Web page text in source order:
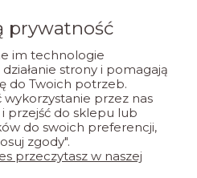
prywatność
im technologie
strony i pomagają
do Twoich potrzeb.
przez nas
przejść do sklepu lub
do swoich preferencji,
zgody".
przeczytasz w naszej